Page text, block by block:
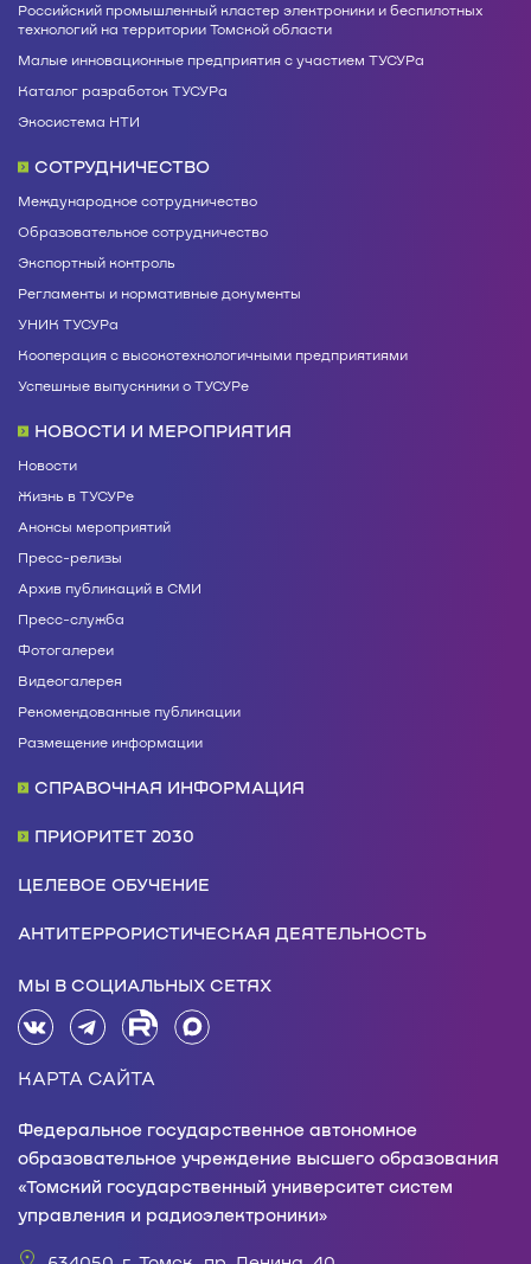
Российский промышленный кластер электроники и беспилотных
технологий на территории Томской области
Малые инновационные предприятия с участием ТУСУРа
Каталог разработок ТУСУРа
Экосистема НТИ
СОТРУДНИЧЕСТВО
Международное сотрудничество
Образовательное сотрудничество
Экспортный контроль
Регламенты и нормативные документы
УНИК ТУСУРа
Кооперация с высокотехнологичными предприятиями
Успешные выпускники о ТУСУРе
НОВОСТИ И МЕРОПРИЯТИЯ
Новости
Жизнь в ТУСУРе
Анонсы мероприятий
Пресс-релизы
Архив публикаций в СМИ
Пресс-служба
Фотогалереи
Видеогалерея
Рекомендованные публикации
Размещение информации
СПРАВОЧНАЯ ИНФОРМАЦИЯ
ПРИОРИТЕТ 2030
ЦЕЛЕВОЕ ОБУЧЕНИЕ
АНТИТЕРРОРИСТИЧЕСКАЯ ДЕЯТЕЛЬНОСТЬ
МЫ В СОЦИАЛЬНЫХ СЕТЯХ
КАРТА САЙТА
Федеральное государственное автономное
образовательное учреждение высшего образования
«Томский государственный университет систем
управления и радиоэлектроники»